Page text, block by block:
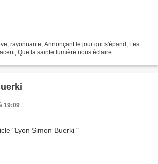
rayonnante, Annonçant le jour qui s'épand; Les
Que la sainte lumière nous éclaire.
19:09